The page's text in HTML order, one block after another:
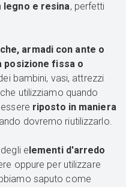
legno e resina, perfetti
armadi con ante o
posizione fissa o
bambini, vasi, attrezzi
utilizziamo quando
riposto in maniera
dovremo riutilizzarlo.
e lementi d'arredo
oppure per utilizzare
saputo come